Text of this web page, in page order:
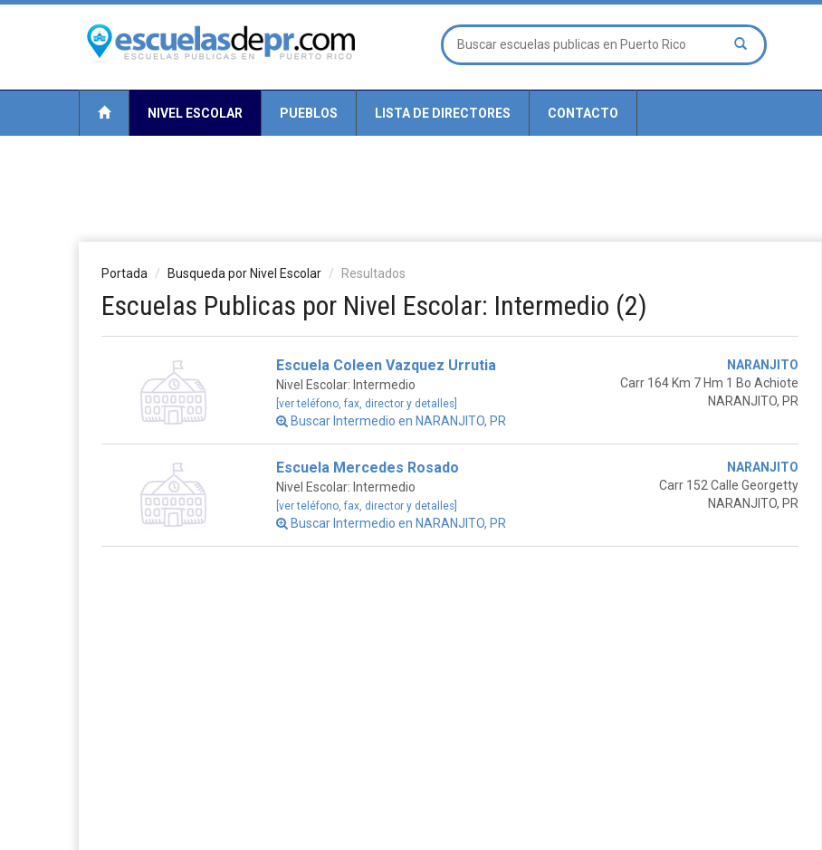
NIVEL ESCOLAR PUEBLOS LISTA DE DIRECTORES CONTACTO
Portada Busqueda por Nivel Escolar Resultados
Escuelas Publicas por Nivel Escolar: Intermedio (2)
Escuela Coleen Vazquez Urrutia
Nivel Escolar: Intermedio
[ver teléfono, fax, director y detalles]
Buscar Intermedio en NARANJITO, PR
NARANJITO
Carr 164 Km 7 Hm 1 Bo Achiote
NARANJITO, PR
Escuela Mercedes Rosado
Nivel Escolar: Intermedio
[ver teléfono, fax, director y detalles]
Buscar Intermedio en NARANJITO, PR
NARANJITO
Carr 152 Calle Georgetty
NARANJITO, PR